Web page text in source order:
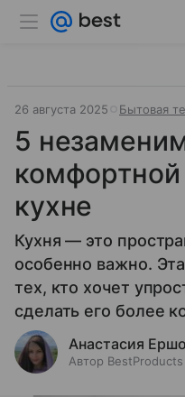
26 августа 2025 Бытовая
5
комфортной
кухне
Кухня — это
особенно важно.
тех, кто хочет
сделать его более
Анастасия
Автор BestProducts